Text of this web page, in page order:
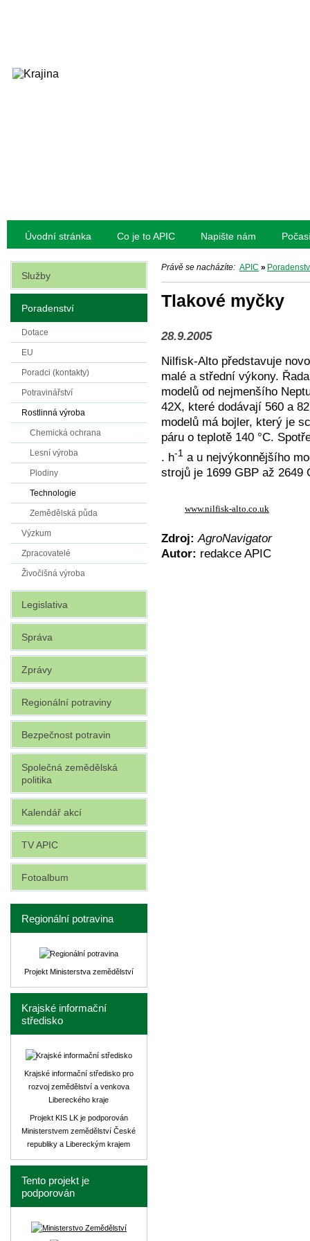
Úvodní stránka Co je to APIC Napište nám
Právě se nacházíte: APIC »
Tlakové myčky
28.9.2005
Nilfisk-Alto představuje
malé a střední výkony.
modelů od nejmenšího
42X, které dodávají 560 a
modelů má bojler, který je
páru o teplotě 140 °C.
. h-1 a u nejvýkonnějšího
strojů je 1699 GBP až 2649
www.nilfisk-alto.co.uk
Zdroj: AgroNavigator
Autor: redakce APIC
Služby
Poradenství
Dotace
EU
Poradci (kontakty)
Potravinářství
Rostlinná výroba
Chemická ochrana
Lesní výroba
Plodiny
Technologie
Zemědělská půda
Výzkum
Zpracovatelé
Živočišná výroba
Legislativa
Správa
Zprávy
Regionální potraviny
Bezpečnost potravin
Společná zemědělská
politika
Kalendář akcí
TV APIC
Fotoalbum
Regionální potravina
Projekt Ministerstva zemědělství
Krajské informační
středisko
Krajské informační středisko pro
rozvoj zemědělství a venkova
Libereckého kraje
Projekt KIS LK je podporován
Ministerstvem zemědělství České
republiky a Libereckým krajem
Tento projekt je
podporován